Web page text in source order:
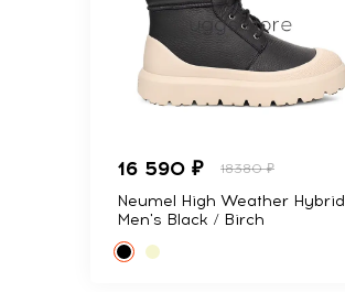
16 590 ₽ 18380 ₽
Neumel High Weather Hybrid
Men's Black / Birch